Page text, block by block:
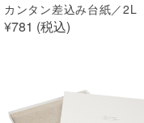
カンタン差込み台紙／2L
¥781 (税込)